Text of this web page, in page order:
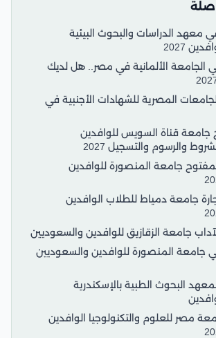
صلة
معهد الدراسات والبحوث البيئية
2027
الجامعة الألمانية في مصر.. هل لديك
المصرية للشهادات الأجنبية في
جامعة قناة السويس للوافدين
والرسوم والتسجيل 2027
جامعة المنصورة للوافدين
جامعة دمياط للطلاب الوافدين
جامعة الزقازيق للوافدين والسعوديين
جامعة المنصورة للوافدين والسعوديين
البحوث الطبية بالإسكندرية
مصر للعلوم والتكنولوجيا الوافدين